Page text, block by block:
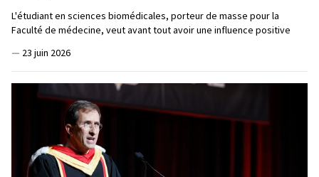
L'étudiant en sciences biomédicales, porteur de masse pour la
Faculté de médecine, veut avant tout avoir une influence positive
— 23 juin 2026